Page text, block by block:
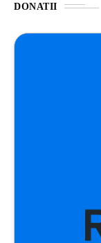
DONATII